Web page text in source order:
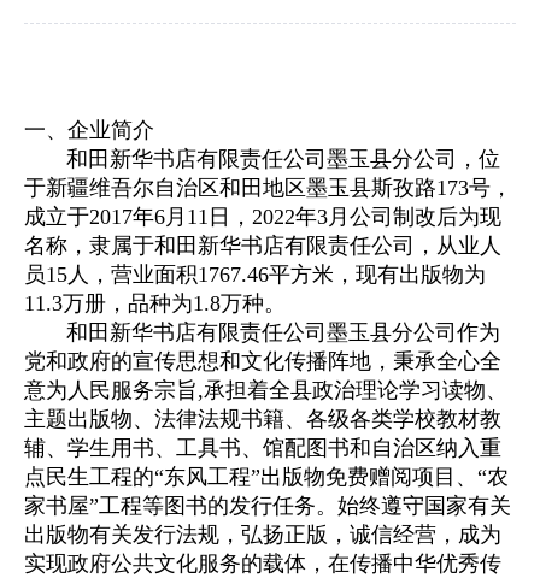
一、企业简介
和田新华书店有限责任公司墨玉县分公司，位
于新疆维吾尔自治区和田地区墨玉县斯孜路173号，
成立于2017年6月11日，2022年3月公司制改后为现
名称，隶属于和田新华书店有限责任公司，从业人
员15人，营业面积1767.46平方米，现有出版物为
11.3万册，品种为1.8万种。
和田新华书店有限责任公司墨玉县分公司作为
党和政府的宣传思想和文化传播阵地，秉承全心全
意为人民服务宗旨,承担着全县政治理论学习读物、
主题出版物、法律法规书籍、各级各类学校教材教
辅、学生用书、工具书、馆配图书和自治区纳入重
点民生工程的“东风工程”出版物免费赠阅项目、“农
家书屋”工程等图书的发行任务。始终遵守国家有关
出版物有关发行法规，弘扬正版，诚信经营，成为
实现政府公共文化服务的载体，在传播中华优秀传